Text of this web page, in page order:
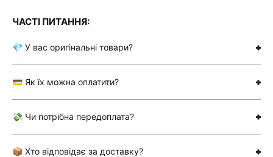
ЧАСТІ ПИТАННЯ:
💎 У вас оригінальні товари?
💳 Як їх можна оплатити?
💸 Чи потрібна передоплата?
📦 Хто відповідає за доставку?